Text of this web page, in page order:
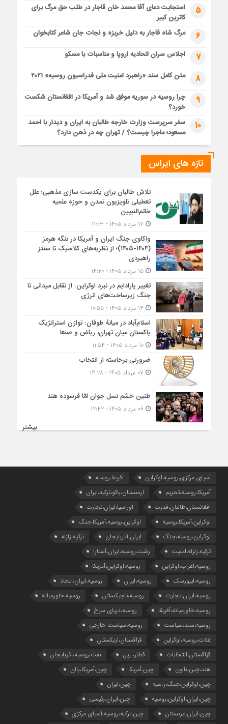
5
استجابت دعای آقا محمد خان قاجار در طلب حق مرگ برای
کاترین کبیر
6 مرگ شاه قاجار به دلیل خربزه و نجات جان شاعر کتابخوان
7 اجلاس سران اتحادیه اروپا و مناسبات با مسکو
8 متن کامل سند «راهبرد امنیت ملی فدراسیون روسیه» ۲۰۲۱
9
چرا روسیه در سوریه موفق شد و آمریکا در افغانستان شکست
خورد؟
10
سفر سرپرست وزارت خارجه طالبان به ایران و دیدار با احمد
مسعود؛ ماجرا چیست؟ / تهران چه در ذهن دارد؟
تازه های ایراس
تلاش طالبان برای یکدست سازی مذهبی؛ علل
تعطیلی تلویزیون تمدن و حوزه علمیه
خاتم‌النبیین
واکاوی جنگ ایران و آمریکا در تنگه هرمز
(۱۴۰۴-۱۴۰۵)؛ از نظریه‌های کلاسیک تا سنتز
راهبردی
۱۵ مرداد ۱۴۰۵ - ۱۴:۲۰
تغییر پارادایم در نبرد اوکراین: از تقابل میدانی تا
جنگ زیرساخت‌های انرژی
اسلام‌آباد در میانۀ طوفان: توازن استراتژیک
پاکستان میان تهران، ریاض و صنعا
۱۰ مرداد ۱۴۰۵ - ۱۱:۵۴
ضرورتی برخاسته از انتخاب
طنین خشم نسل جوان امّا فرسوده هند
۰۶ مرداد ۱۴۰۵ - ۱۲:۴۲
بیشتر
آسیای مرکزی،روسیه،اوکراین
آفریقا،روسیه
آمریکا،روسیه،تحریم
ارمنستان،باکو،ترکیه،ایران
افغانستان،طالبان،قدرت
اوراسیا،ایران،تجارت
اوکراین،آمریکا،روسیه
اوکراین،روسیه،آمریکا،جنگ
اوکراین،روسیه،جنگ
ایران،آذربایجان
ترکیه،زلزله
ترکیه،زلزله،امنیت
رشت،روسیه،ایران،آستارا
روسیه،اعراب،اوکراین
روسیه،اوکراین،آمریکا
روسیه،ایبورسک
روسیه،ایران
روسیه،ایران،اتحاد
روسیه،ایران،تجارت
روسیه،تاجیکستان
روسیه،خاورمیانه
روسیه،خاورمیانه،آفریقا
روسیه،دریای سرخ
روسیه،سند،سیاست
روسیه،سیاست خارجی
غلات،روسیه،اوکراین
قزاقستان،ازبکستان
قزاقستان،انتخابات
قطار، ریل
نفت،روسیه،آذربایجان
هند،چین،بالون
چین،آمریکا
چین،آمریکا،بالن
چین،اوکراین،جنگ،ر.سیه
چین،ایران
چین،ایران،اوکراین،روسیه
چین،ایران،رئیسی
چین،ایران،عربستان
چین،ترکیه،روسیه،آسیای مرکزی